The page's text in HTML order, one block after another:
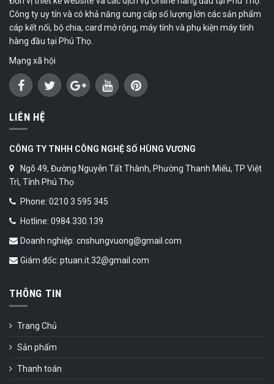
Công ty uy tín và có khả năng cung cấp số lượng lớn các sản phẩm
cáp kết nối, bộ chia, card mở rộng, máy tính và phụ kiện máy tính
hàng đầu tại Phú Thọ.
Mạng xã hội
LIÊN HỆ
CÔNG TY TNHH CÔNG NGHỆ SỐ HÙNG VƯƠNG
Ngõ 49, Đường Nguyễn Tất Thành, Phường Thanh Miếu, TP Việt
Trì, Tỉnh Phú Thọ
Phone: 0210 3 595 345
Hotline: 0984.330.139
Doanh nghiệp: cnshungvuong@gmail.com
Giám đốc: ptuan.it.32@gmail.com
THÔNG TIN
Trang Chủ
Sản phẩm
Thanh toán